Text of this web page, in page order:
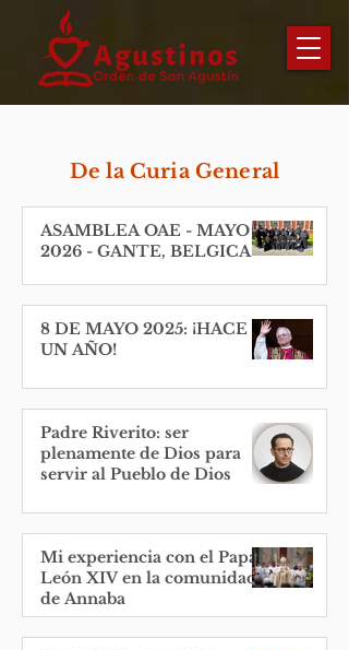
De la Curia General
ASAMBLEA OAE - MAYO
2026 - GANTE, BELGICA
8 DE MAYO 2025: ¡HACE
UN AÑO!
Padre Riverito: ser
plenamente de Dios para
servir al Pueblo de Dios
Mi experiencia con el Papa
León XIV en la comunidad
de Annaba